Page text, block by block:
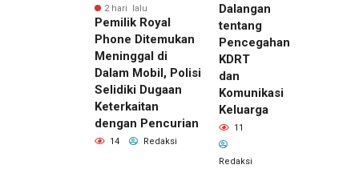
2 hari lalu
Pemilik Royal
Phone Ditemukan
Meninggal di
Dalam Mobil, Polisi
Selidiki Dugaan
Keterkaitan
dengan Pencurian
14 Redaksi
Dalangan
tentang
Pencegahan
KDRT
dan
Komunikasi
Keluarga
11
Redaksi